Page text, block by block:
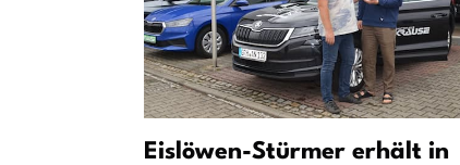
Eislöwen-Stürmer erhält in